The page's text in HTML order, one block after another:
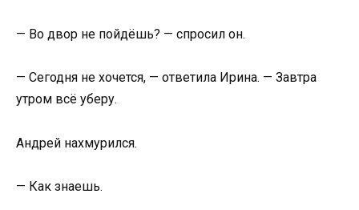
— Во двор не пойдёшь? — спросил он.
— Сегодня не хочется, — ответила Ирина. — Завтра
утром всё уберу.
Андрей нахмурился.
— Как знаешь.